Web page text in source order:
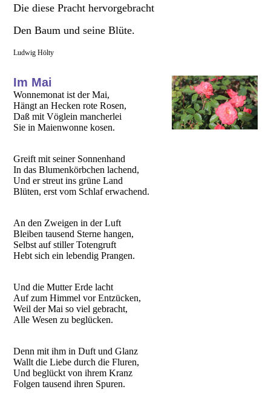
Die diese Pracht hervorgebracht
Den Baum und seine Blüte.
Ludwig Hölty
Im Mai
Wonnemonat ist der Mai,
Hängt an Hecken rote Rosen,
Daß mit Vöglein mancherlei
Sie in Maienwonne kosen.
Greift mit seiner Sonnenhand
In das Blumenkörbchen lachend,
Und er streut ins grüne Land
Blüten, erst vom Schlaf erwachend.
An den Zweigen in der Luft
Bleiben tausend Sterne hangen,
Selbst auf stiller Totengruft
Hebt sich ein lebendig Prangen.
Und die Mutter Erde lacht
Auf zum Himmel vor Entzücken,
Weil der Mai so viel gebracht,
Alle Wesen zu beglücken.
Denn mit ihm in Duft und Glanz
Wallt die Liebe durch die Fluren,
Und beglückt von ihrem Kranz
Folgen tausend ihren Spuren.